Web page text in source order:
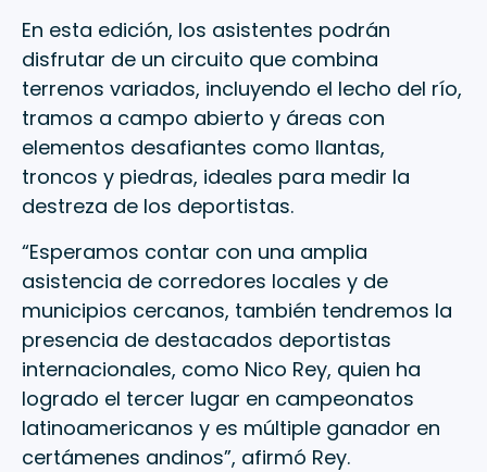
En esta edición, los asistentes podrán
disfrutar de un circuito que combina
terrenos variados, incluyendo el lecho del río,
tramos a campo abierto y áreas con
elementos desafiantes como llantas,
troncos y piedras, ideales para medir la
destreza de los deportistas.
“Esperamos contar con una amplia
asistencia de corredores locales y de
municipios cercanos, también tendremos la
presencia de destacados deportistas
internacionales, como Nico Rey, quien ha
logrado el tercer lugar en campeonatos
latinoamericanos y es múltiple ganador en
certámenes andinos”, afirmó Rey.